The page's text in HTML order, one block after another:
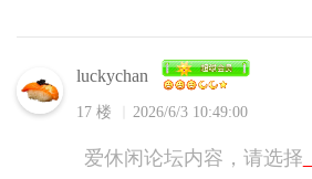
luckychan
17 楼 2026/6/3 10:49:00
爱休闲论坛内容，请选择